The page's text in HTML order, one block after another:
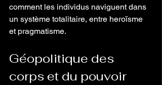
comment les individus naviguent dans
un système totalitaire, entre heroïsme
et pragmatisme.
Géopolitique des
corps et du pouvoir